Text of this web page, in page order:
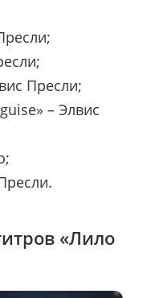
Пресли;
– Элвис
«Лило